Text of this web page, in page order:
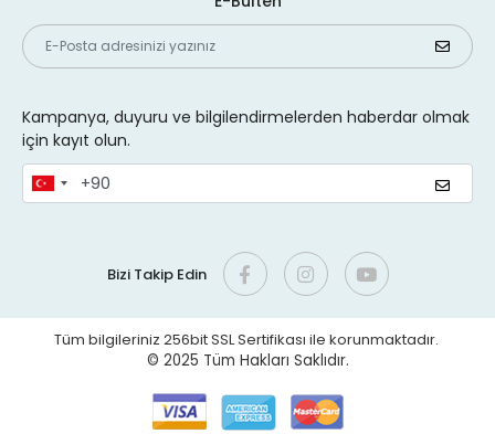
Kampanya, duyuru ve bilgilendirmelerden haberdar olmak
için kayıt olun.
Bizi Takip Edin
Tüm bilgileriniz 256bit SSL Sertifikası ile korunmaktadır.
© 2025 Tüm Hakları Saklıdır.